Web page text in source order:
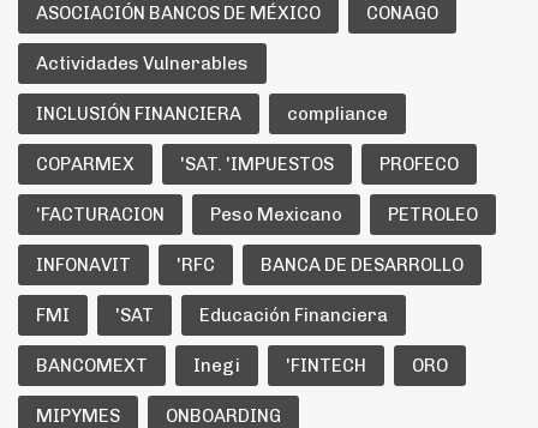
ASOCIACIÓN BANCOS DE MÉXICO CONAGO
Actividades Vulnerables
INCLUSIÓN FINANCIERA compliance
COPARMEX 'SAT. 'IMPUESTOS PROFECO
'FACTURACION Peso Mexicano PETROLEO
INFONAVIT 'RFC BANCA DE DESARROLLO
FMI 'SAT Educación Financiera
BANCOMEXT Inegi 'FINTECH ORO
MIPYMES ONBOARDING